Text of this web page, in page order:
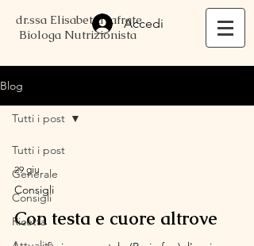
dr.ssa Elisabetta Iafrate
Biologa Nutrizionista
Accedi
Blog
Tutti i post
Generale
Consigli
Ricetta
Tutti i post
29 giu
Consigli
Con testa e cuore altrove